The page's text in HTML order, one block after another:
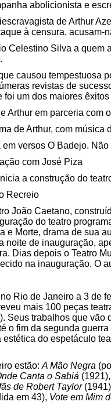
abolicionista e
de Arthur
à censura, acusam-
Celestino Silva a quem
causou tempestuosa
revistas de
um dos maiores
Arthur em parceria com
de Arthur, com
versos O Badejo.
com José Piza
a construção do
Recreio
João Caetano,
do teatro
e Morte, drama de sua
noite de inauguração,
Dias depois o Teatro
na inauguração. O
Rio de Janeiro a 3 de
mais 100 peças
Seus trabalhos que
o fim da segunda
do espetáculo
estão: A Mão Negra
Canta o Sabiá
de Robert Taylor
em 43), Vote em Mim